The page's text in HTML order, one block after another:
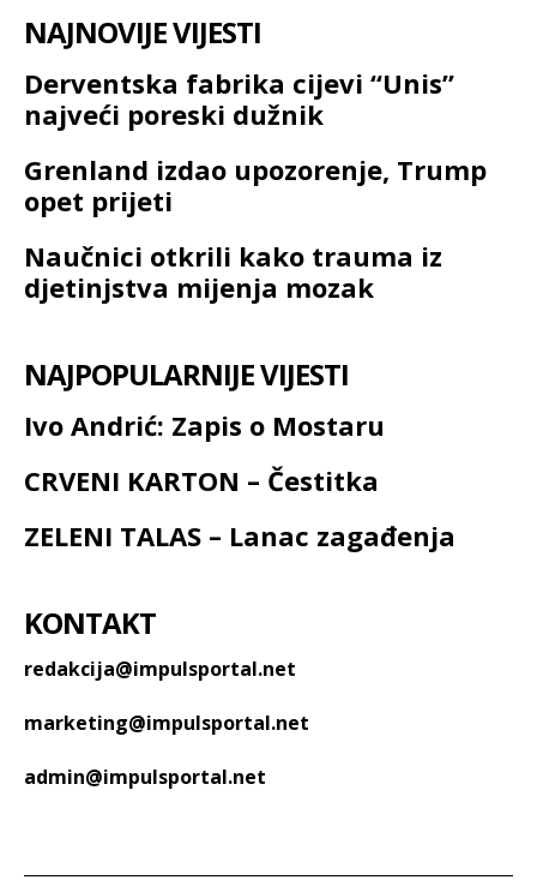
NAJNOVIJE VIJESTI
Derventska fabrika cijevi “Unis”
najveći poreski dužnik
Grenland izdao upozorenje, Trump
opet prijeti
Naučnici otkrili kako trauma iz
djetinjstva mijenja mozak
NAJPOPULARNIJE VIJESTI
Ivo Andrić: Zapis o Mostaru
CRVENI KARTON – Čestitka
ZELENI TALAS – Lanac zagađenja
KONTAKT
redakcija@impulsportal.net
marketing@impulsportal.net
admin@impulsportal.net